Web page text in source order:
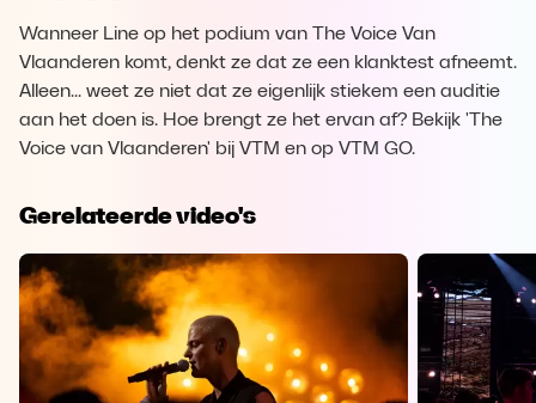
Wanneer Line op het podium van The Voice Van
Vlaanderen komt, denkt ze dat ze een klanktest afneemt.
Alleen... weet ze niet dat ze eigenlijk stiekem een auditie
aan het doen is. Hoe brengt ze het ervan af? Bekijk 'The
Voice van Vlaanderen' bij VTM en op VTM GO.
Gerelateerde video's